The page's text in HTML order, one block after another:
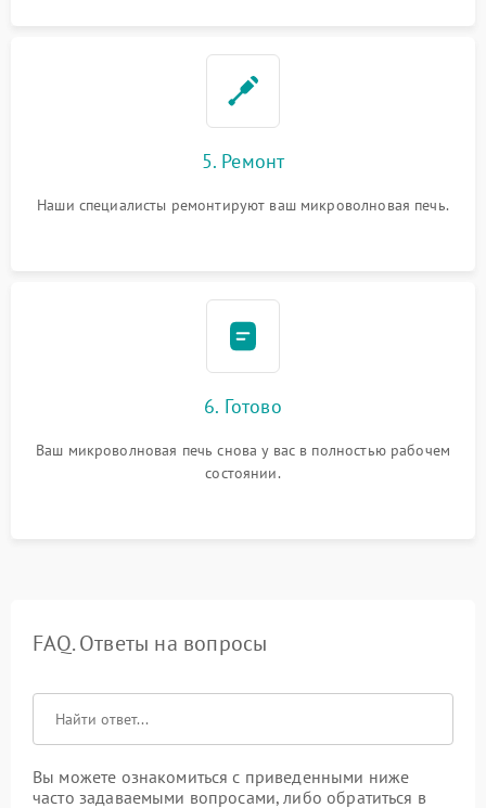
5. Ремонт
Наши специалисты ремонтируют ваш микроволновая печь.
6. Готово
Ваш микроволновая печь снова у вас в полностью рабочем
состоянии.
FAQ. Ответы на вопросы
Вы можете ознакомиться с приведенными ниже
часто задаваемыми вопросами, либо обратиться в